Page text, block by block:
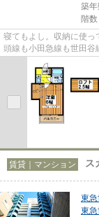
築年
階
寝てもよし。収納に使っ
頭線も小田急線も世田谷
張って渋谷まで。駅前に
賃貸｜マンション ス
東
東